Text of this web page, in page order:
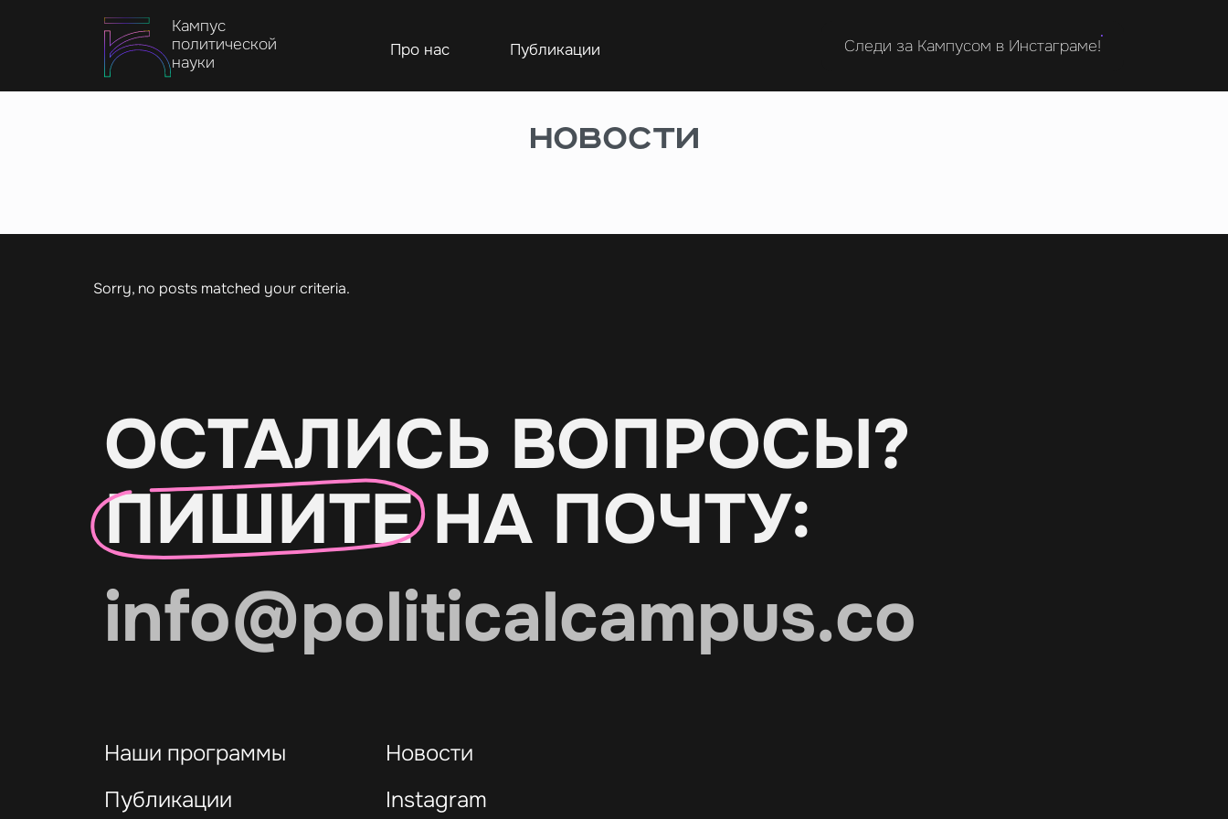
Кампус
политической
науки
Про нас Публикации Следи за Кампусом в Инстаграме!
Новости
Sorry, no posts matched your criteria.
ОСТАЛИСЬ ВОПРОСЫ?
ПИШИТЕНА ПОЧТУ:
info@politicalcampus.co
Наши программы
Публикации
Новости
Instagram